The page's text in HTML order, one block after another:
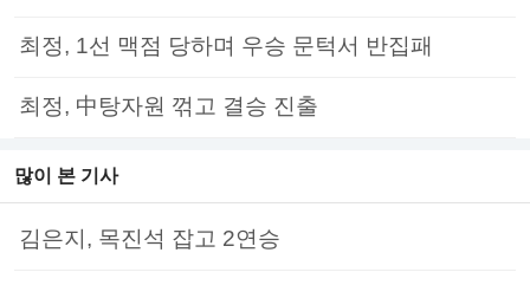
최정, 1선 맥점 당하며 우승 문턱서 반집패
최정, 中탕자원 꺾고 결승 진출
많이 본 기사
김은지, 목진석 잡고 2연승